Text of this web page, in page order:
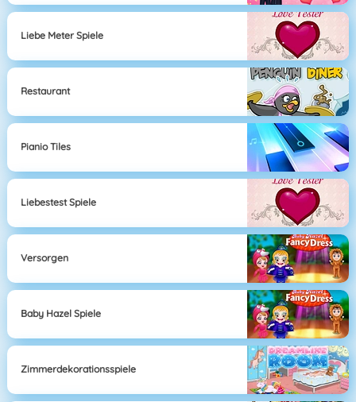
Liebe Meter Spiele
Restaurant
Pianio Tiles
Liebestest Spiele
Versorgen
Baby Hazel Spiele
Zimmerdekorationsspiele